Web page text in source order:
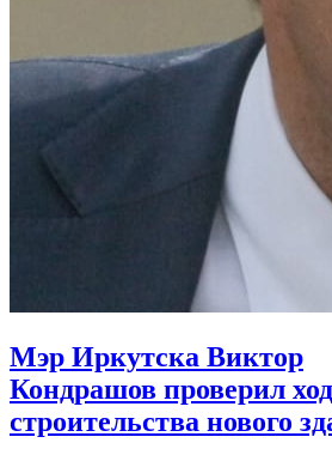
Мэр Иркутска Виктор
Кондрашов проверил ход
строительства нового